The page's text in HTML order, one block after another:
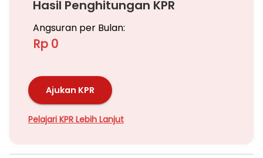
Hasil Penghitungan KPR
Angsuran per Bulan:
Rp 0
Ajukan KPR
Pelajari KPR Lebih Lanjut